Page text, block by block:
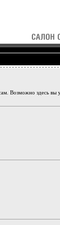
Возможно здесь вы